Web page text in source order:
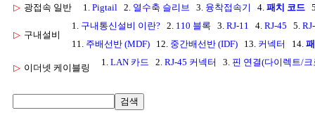
▷ 광접속 일반 1. Pigtail 2. 열수축 슬리브 3. 융착접속기 4. 패치 코드
▷ 구내설비
1. 구내통신설비 이란? 2. 110 블록 3. RJ-11 4. RJ-45 5.
11. 주배선반 (MDF) 12. 중간배선반 (IDF) 13. 커넥터 14.
▷ 이더넷 케이블링
1. LAN 카드 2. RJ-45 커넥터 3. 핀 연결(다이렉트/크
검색